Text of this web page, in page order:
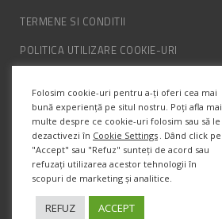
TERMENE SI CONDITII
POLITICA UTILIZARE COOKIE-URI
ANPC
Info Contact
Str. Semenic, Nr.1, Ap.5, Timisoara.
Telefon:(+4) 0747 066 701
Folosim cookie-uri pentru a-ți oferi cea mai
bună experiență pe situl nostru. Poți afla mai
multe despre ce cookie-uri folosim sau să le
dezactivezi în Cookie Settings . Dând click pe
"Accept" sau "Refuz" sunteți de acord sau
refuzați utilizarea acestor tehnologii în
scopuri de marketing și analitice.
REFUZ ACCEPT